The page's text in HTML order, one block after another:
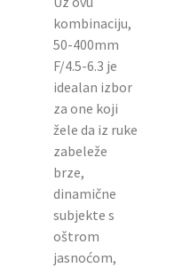
kombinaciju,
50-400mm
F/4.5-6.3 je
idealan izbor
za one koji
žele da iz ruke
zabeleže
brze,
dinamične
subjekte s
oštrom
jasnoćom,